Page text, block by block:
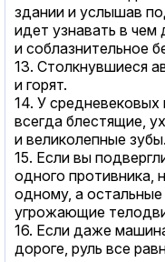
здании и услышав
идет узнавать в
и соблазнительное
13. Столкнувшиеся
и горят.
14. У
всегда блестящие,
и великолепные зубы.
15. Если вы
одного противника,
одному, а
угрожающие
16. Если даже
дороге, руль все